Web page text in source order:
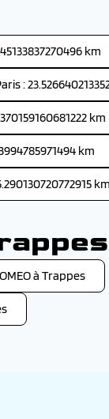
km
:
km
km
km
à Trappes